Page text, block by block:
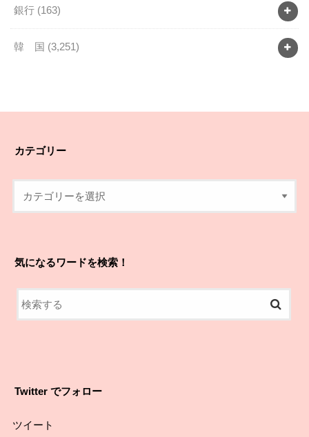
銀行 (163)
韓 国 (3,251)
カテゴリー
気になるワードを検索！
Twitter でフォロー
ツイート